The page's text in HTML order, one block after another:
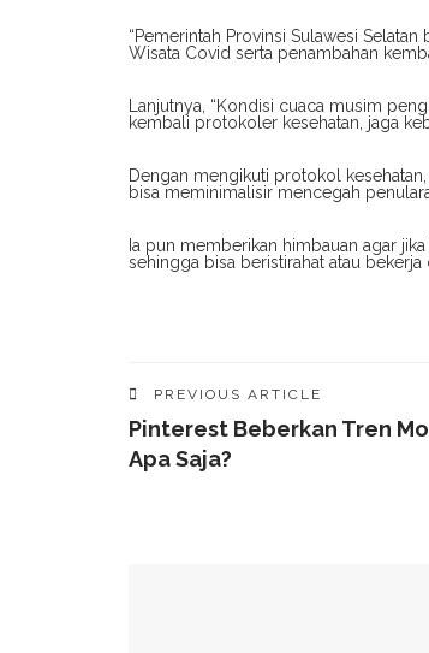
“Pemerintah Provinsi Sulawesi
Wisata Covid serta penambahan
Lanjutnya, “Kondisi cuaca musim
kembali protokoler kesehatan, jaga
Dengan mengikuti protokol
bisa meminimalisir mencegah
Ia pun memberikan himbauan agar
sehingga bisa beristirahat atau bekerja
PREVIOUS ARTICLE
Pinterest Beberkan Tren
Apa Saja?